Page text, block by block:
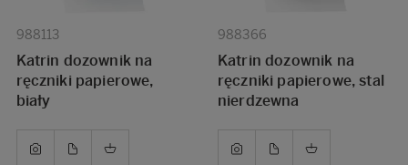
988113
Katrin dozownik na
ręczniki papierowe,
biały
988366
Katrin dozownik na
ręczniki papierowe, stal
nierdzewna